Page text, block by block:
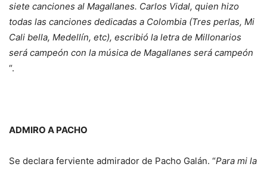
siete canciones al Magallanes. Carlos Vidal, quien hizo
todas las canciones dedicadas a Colombia (Tres perlas, Mi
Cali bella, Medellín, etc), escribió la letra de Millonarios
será campeón con la música de Magallanes será campeón
“.
ADMIRO A PACHO
Se declara ferviente admirador de Pacho Galán. “Para mi la